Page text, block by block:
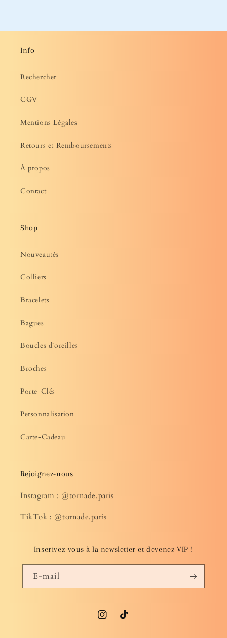
Info
Rechercher
CGV
Mentions Légales
Retours et Remboursements
À propos
Contact
Shop
Nouveautés
Colliers
Bracelets
Bagues
Boucles d'oreilles
Broches
Porte-Clés
Personnalisation
Carte-Cadeau
Rejoignez-nous
Instagram : @tornade.paris
TikTok : @tornade.paris
Inscrivez-vous à la newsletter et devenez VIP !
E-mail
InstagramTikTok